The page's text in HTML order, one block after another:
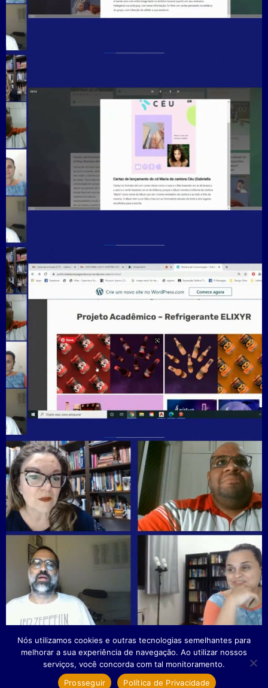
© Universidade Católica de Petrópolis
Nós utilizamos cookies e outras tecnologias semelhantes para
melhorar a sua experiência de navegação. Ao utilizar nossos
serviços, você concorda com tal monitoramento.
Prosseguir
Política de Privacidade